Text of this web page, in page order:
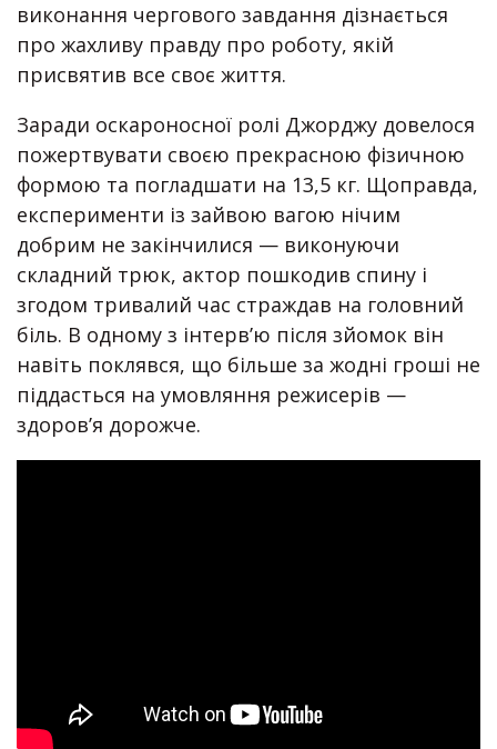
виконання чергового завдання дізнається
про жахливу правду про роботу, якій
присвятив все своє життя.
Заради оскароносної ролі Джорджу довелося
пожертвувати своєю прекрасною фізичною
формою та погладшати на 13,5 кг. Щоправда,
експерименти із зайвою вагою нічим
добрим не закінчилися — виконуючи
складний трюк, актор пошкодив спину і
згодом тривалий час страждав на головний
біль. В одному з інтерв’ю після зйомок він
навіть поклявся, що більше за жодні гроші не
піддасться на умовляння режисерів —
здоров’я дорожче.